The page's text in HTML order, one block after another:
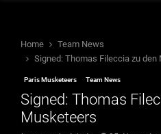
Home
Team News
Signed: Thomas Fileccia zu den
Paris Musketeers Team News
Signed: Thomas
Musketeers